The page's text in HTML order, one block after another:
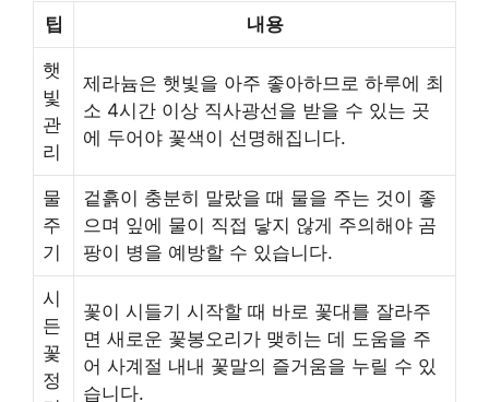
팁 내용
햇
빛
관
리
제라늄은 햇빛을 아주 좋아하므로 하루에 최
소 4시간 이상 직사광선을 받을 수 있는 곳
에 두어야 꽃색이 선명해집니다.
물
주
기
겉흙이 충분히 말랐을 때 물을 주는 것이 좋
으며 잎에 물이 직접 닿지 않게 주의해야 곰
팡이 병을 예방할 수 있습니다.
시
든
꽃
정
꽃이 시들기 시작할 때 바로 꽃대를 잘라주
면 새로운 꽃봉오리가 맺히는 데 도움을 주
어 사계절 내내 꽃말의 즐거움을 누릴 수 있
습니다.